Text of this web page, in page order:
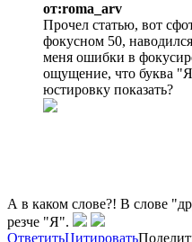
от:roma_arv
Прочел статью, вот
фокусном 50,
меня ошибки в
ощущение, что буква
юстировку показать?
А в каком слове?! В слове
резче "Я".
ОтветитьЦитировать